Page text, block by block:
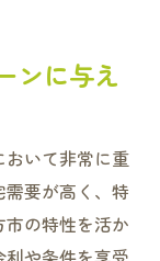
ミングとそ
の重要性
化を知る
ンに与え
いて非常に重
要が高く、特
の特性を活か